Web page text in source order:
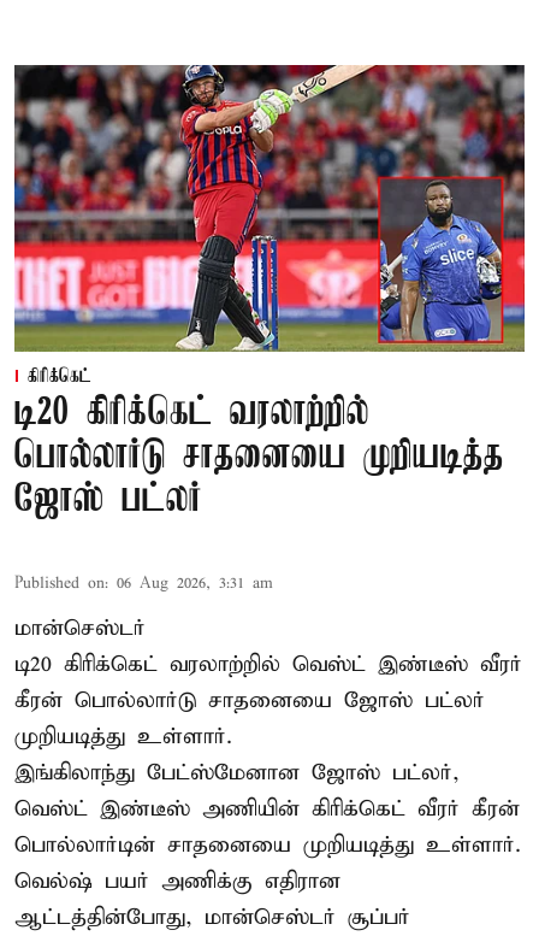
கிரிக்கெட்
டி20 கிரிக்கெட் வரலாற்றில்
பொல்லார்டு சாதனையை முறியடித்த
ஜோஸ் பட்லர்
Published on: 06 Aug 2026, 3:31 am
மான்செஸ்டர்
டி20 கிரிக்கெட் வரலாற்றில் வெஸ்ட் இண்டீஸ் வீரர்
கீரன் பொல்லார்டு சாதனையை ஜோஸ் பட்லர்
முறியடித்து உள்ளார்.
இங்கிலாந்து பேட்ஸ்மேனான ஜோஸ் பட்லர்,
வெஸ்ட் இண்டீஸ் அணியின் கிரிக்கெட் வீரர் கீரன்
பொல்லார்டின் சாதனையை முறியடித்து உள்ளார்.
வெல்ஷ் பயர் அணிக்கு எதிரான
ஆட்டத்தின்போது, மான்செஸ்டர் சூப்பர்